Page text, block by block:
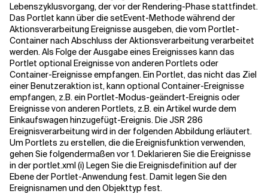
Lebenszyklusvorgang, der vor der Rendering-Phase stattfindet.
Das Portlet kann über die setEvent-Methode während der
Aktionsverarbeitung Ereignisse ausgeben, die vom Portlet-
Container nach Abschluss der Aktionsverarbeitung verarbeitet
werden. Als Folge der Ausgabe eines Ereignisses kann das
Portlet optional Ereignisse von anderen Portlets oder
Container-Ereignisse empfangen. Ein Portlet, das nicht das Ziel
einer Benutzeraktion ist, kann optional Container-Ereignisse
empfangen, z.B. ein Portlet-Modus-geändert-Ereignis oder
Ereignisse von anderen Portlets, z.B. ein Artikel wurde dem
Einkaufswagen hinzugefügt-Ereignis. Die JSR 286
Ereignisverarbeitung wird in der folgenden Abbildung erläutert.
Um Portlets zu erstellen, die die Ereignisfunktion verwenden,
gehen Sie folgendermaßen vor 1. Deklarieren Sie die Ereignisse
in der portlet.xml (i) Legen Sie die Ereignisdefinition auf der
Ebene der Portlet-Anwendung fest. Damit legen Sie den
Ereignisnamen und den Objekttyp fest.